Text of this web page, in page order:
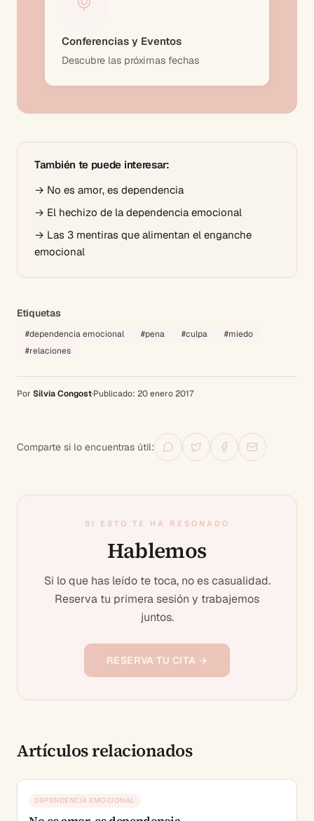
Conferencias y Eventos
Descubre las próximas fechas
También te puede interesar:
→ No es amor, es dependencia
→ El hechizo de la dependencia emocional
→ Las 3 mentiras que alimentan el enganche
emocional
Etiquetas
#dependencia emocional #pena #culpa #miedo
#relaciones
Por Silvia Congost·Publicado: 20 enero 2017
Comparte si lo encuentras útil:
SI ESTO TE HA RESONADO
Hablemos
Si lo que has leído te toca, no es casualidad.
Reserva tu primera sesión y trabajemos
juntos.
RESERVA TU CITA →
Artículos relacionados
DEPENDENCIA EMOCIONAL